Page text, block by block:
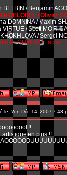
BELBIN / Benjamin
DELOBEL / Olivier
DOMNINA / Maxim
VIRTUE / Scott MOIR
/ Sergei
PECHALAT / Fabian
le: Ven Déc 14, 2007 7:48
!!
artistique en plus !!